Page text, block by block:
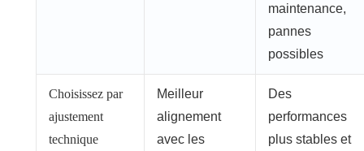
maintenance,
pannes
possibles
Choisissez par
ajustement
technique
Meilleur
alignement
avec les
Des
performances
plus stables et